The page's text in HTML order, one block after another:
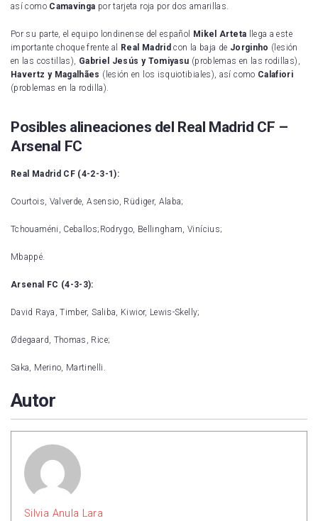
así como Camavinga por tarjeta roja por dos amarillas.
Por su parte, el equipo londinense del español Mikel Arteta llega a este
importante choque frente al
Real Madrid con la baja de Jorginho (lesión
en las costillas), Gabriel Jesús y Tomiyasu (problemas en las rodillas),
Havertz y Magalhães (lesión en los isquiotibiales), así como Calafiori
(problemas en la rodilla).
Posibles alineaciones del Real Madrid CF –
Arsenal FC
Real Madrid CF (4-2-3-1):
Courtois, Valverde, Asensio, Rüdiger, Alaba;
Tchouaméni, Ceballos;Rodrygo, Bellingham, Vinícius;
Mbappé.
Arsenal FC (4-3-3):
David Raya, Timber, Saliba, Kiwior, Lewis-Skelly;
Ødegaard, Thomas, Rice;
Saka, Merino, Martinelli.
Autor
Silvia Anula Lara